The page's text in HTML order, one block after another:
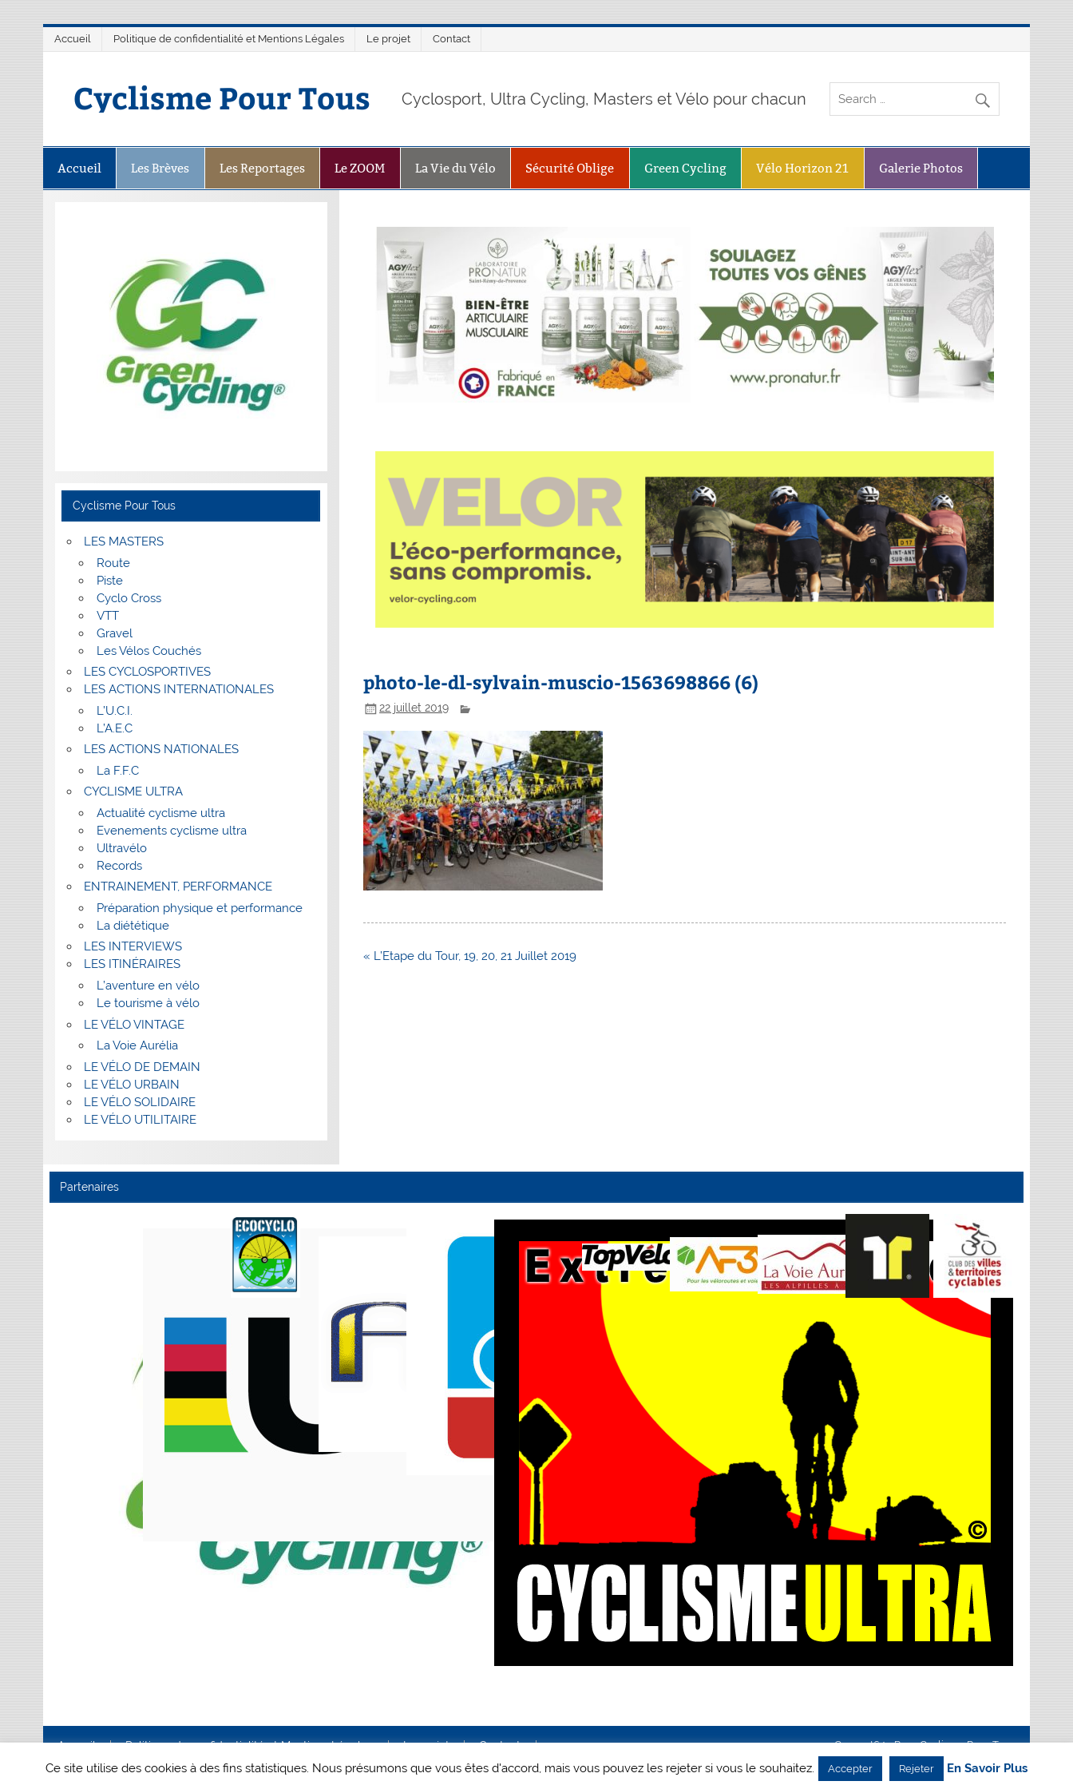
Accueil Politique de confidentialité et Mentions Légales Le projet Contact
Cyclisme Pour Tous Cyclosport, Ultra Cycling, Masters et Vélo pour chacun
Accueil Les Brèves Les Reportages Le ZOOM La Vie du Vélo Sécurité Oblige Green Cycling Vélo Horizon 21 Galerie Photos
photo-le-dl-sylvain-muscio-1563698866 (6)
22 juillet 2019
Navigation
« L’Etape du Tour, 19, 20, 21 Juillet 2019
Cyclisme Pour Tous
LES MASTERS
Route
Piste
Cyclo Cross
VTT
Gravel
Les Vélos Couchés
LES CYCLOSPORTIVES
LES ACTIONS INTERNATIONALES
L’U.C.I.
L’A.E.C
LES ACTIONS NATIONALES
La F.F.C
CYCLISME ULTRA
Actualité cyclisme ultra
Evenements cyclisme ultra
Ultravélo
Records
ENTRAINEMENT, PERFORMANCE
Préparation physique et performance
La diététique
LES INTERVIEWS
LES ITINÉRAIRES
L’aventure en vélo
Le tourisme à vélo
LE VÉLO VINTAGE
La Voie Aurélia
LE VÉLO DE DEMAIN
LE VÉLO URBAIN
LE VÉLO SOLIDAIRE
LE VÉLO UTILITAIRE
Partenaires
Accueil Politique de confidentialité et Mentions Légales Le projet Contact Creanet64- Pour Cyclisme Pour Tous
Ce site utilise des cookies à des fins statistiques. Nous présumons que vous êtes d'accord, mais vous pouvez les rejeter si vous le souhaitez. Accepter Rejeter En Savoir Plus